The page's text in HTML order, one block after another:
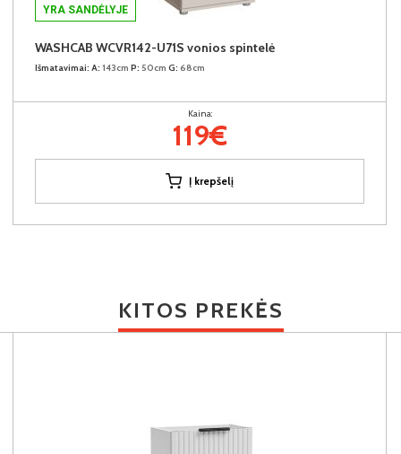
YRA SANDĖLYJE
WASHCAB WCVR142-U71S vonios spintelė
Išmatavimai: A: 143cm P: 50cm G: 68cm
Kaina:
119€
Į krepšelį
KITOS PREKĖS